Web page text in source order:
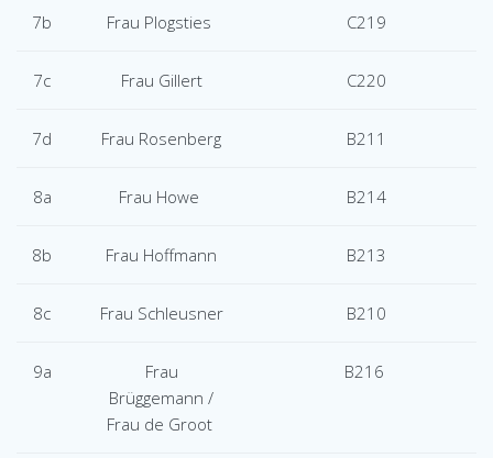
7b Frau Plogsties C219
7c Frau Gillert C220
7d Frau Rosenberg B211
8a Frau Howe B214
8b Frau Hoffmann B213
8c Frau Schleusner B210
9a
Frau
Brüggemann /
Frau de Groot
B216